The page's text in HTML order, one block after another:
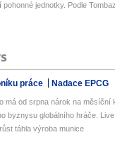
jednotky. Podle
práce Nadace EPCG
má od srpna nárok na měsíční
byznysu globálního hráče.
táhla výroba munice